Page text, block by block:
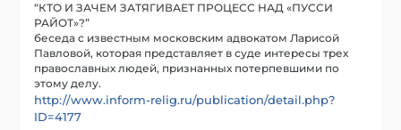
“КТО И ЗАЧЕМ ЗАТЯГИВАЕТ ПРОЦЕСС НАД «ПУССИ
РАЙОТ»?”
беседа с известным московским адвокатом Ларисой
Павловой, которая представляет в суде интересы трех
православных людей, признанных потерпевшими по
этому делу.
http://www.inform-relig.ru/publication/detail.php?
ID=4177